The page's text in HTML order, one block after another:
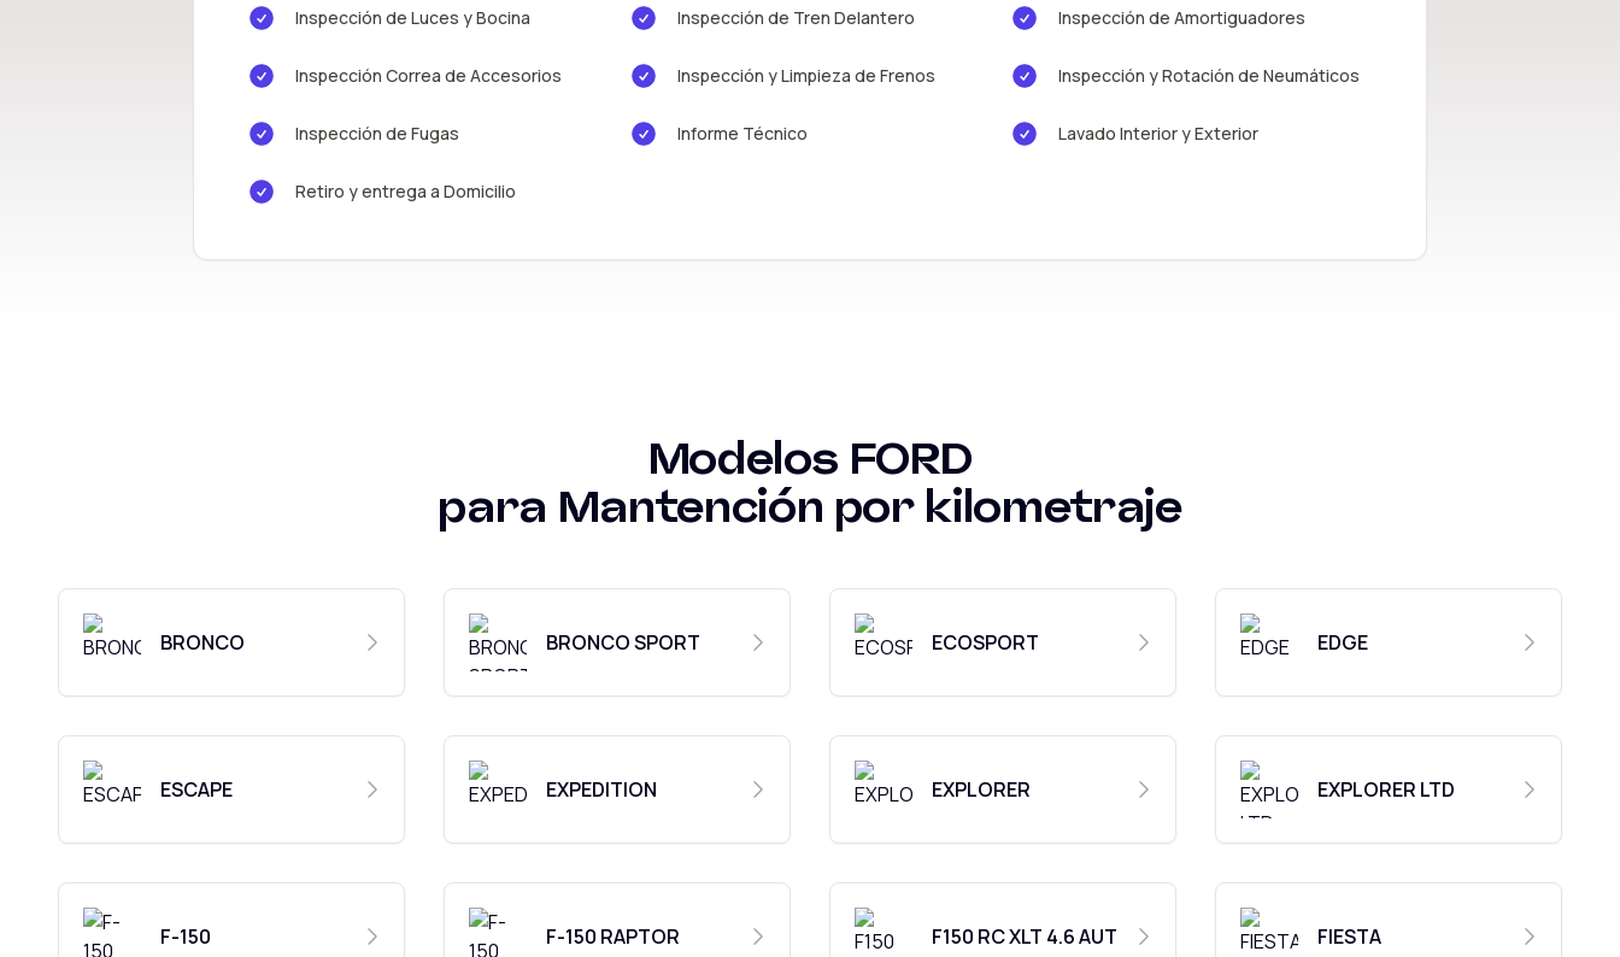
Inspección de Luces y Bocina Inspección de Tren Delantero Inspección de Amortiguadores
Inspección Correa de Accesorios Inspección y Limpieza de Frenos Inspección y Rotación de Neumáticos
Inspección de Fugas Informe Técnico Lavado Interior y Exterior
Retiro y entrega a Domicilio
Modelos FORD
para Mantención por kilometraje
BRONCO BRONCO SPORT ECOSPORT EDGE
ESCAPE EXPEDITION EXPLORER EXPLORER LTD
F-150 F-150 RAPTOR F150 RC XLT 4.6 AUT FIESTA